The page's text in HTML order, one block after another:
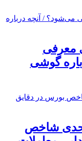
معرفی
گوشی
واحدی شاخص